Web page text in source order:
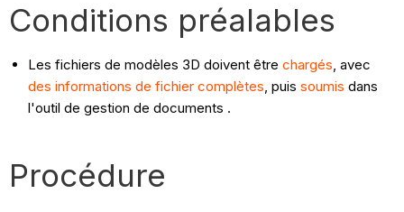
Conditions préalables
Les fichiers de modèles 3D doivent êtrechargés, avec
des informations de fichier complètes, puissoumis dans
l'outil de gestion de documents .
Procédure